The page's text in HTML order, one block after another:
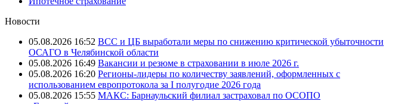
Новости
05.08.2026 16:52 ВСС и ЦБ выработали меры по снижению критической убыточности
ОСАГО в Челябинской области
05.08.2026 16:49 Вакансии и резюме в страховании в июле 2026 г.
05.08.2026 16:20 Регионы-лидеры по количеству заявлений, оформленных с
использованием европротокола за I полугодие 2026 года
05.08.2026 15:55 МАКС: Барнаульский филиал застраховал по ОСОПО